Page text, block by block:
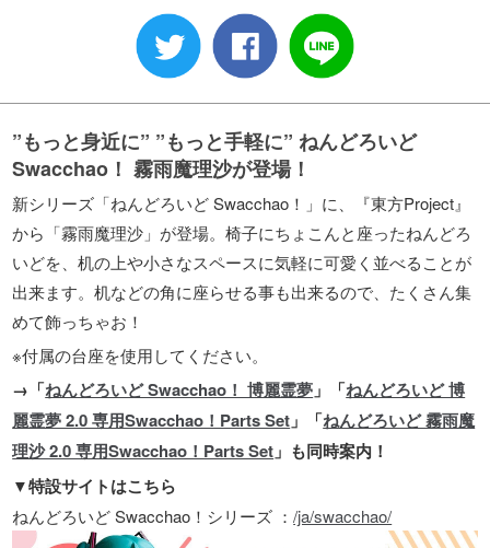
”もっと身近に” ”もっと手軽に” ねんどろいど
Swacchao！ 霧雨魔理沙が登場！
新シリーズ「ねんどろいど Swacchao！」に、『東方Project』
から「霧雨魔理沙」が登場。椅子にちょこんと座ったねんどろ
いどを、机の上や小さなスペースに気軽に可愛く並べることが
出来ます。机などの角に座らせる事も出来るので、たくさん集
めて飾っちゃお！
※付属の台座を使用してください。
→「ねんどろいど Swacchao！ 博麗霊夢 」「ねんどろいど 博
麗霊夢 2.0 専用Swacchao！Parts Set 」「ねんどろいど 霧雨魔
理沙 2.0 専用Swacchao！Parts Set 」も同時案内！
▼特設サイトはこちら
ねんどろいど Swacchao！シリーズ ：/ja/swacchao/